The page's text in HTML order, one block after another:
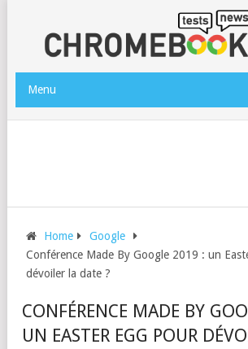
Menu
Home
Google
Conférence Made By Google 2019 : un
dévoiler la date ?
CONFÉRENCE MADE BY
UN EASTER EGG POUR